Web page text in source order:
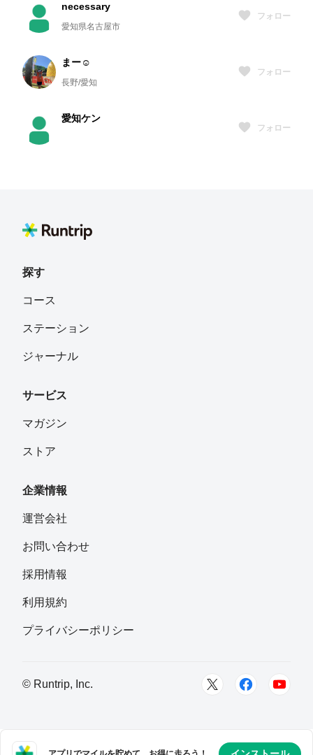
necessary
愛知県名古屋市
フォロー
まー☺︎
長野/愛知
フォロー
愛知ケン
フォロー
kiki
愛知県春日井市
探す
コース
ステーション
ジャーナル
サービス
マガジン
ストア
企業情報
運営会社
お問い合わせ
採用情報
利用規約
プライバシーポリシー
© Runtrip, Inc.